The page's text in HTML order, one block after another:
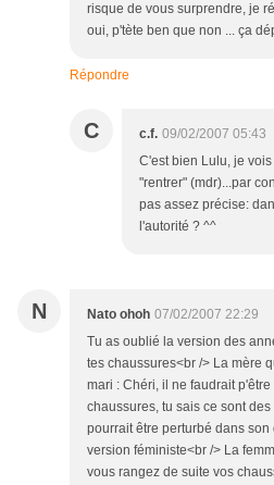
risque de vous surprendre, je
oui, p'tète ben que non ... ça
Répondre
C c.f. 09/02/2007 05:43
C'est bien Lulu, je
"rentrer" (mdr)...par
pas assez précise:
l'autorité ? ^^
N Nato ohoh 07/02/2007 22:29
Tu as oublié la version des
tes chaussures<br /> La mère
mari : Chéri, il ne faudrait
chaussures, tu sais ce sont
pourrait être perturbé dans
version féministe<br /> La
vous rangez de suite vos